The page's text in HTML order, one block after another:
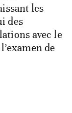
les
des
avec le
de